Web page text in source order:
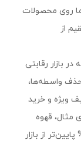
روی محصولات
از
بازار رقابتی
حذف واسطه‌ها،
ویژه و خرید
مثال، قهوه
تازه با قیمت‌های عمده‌ای که تا ۳۰% پایین‌تر از بازار